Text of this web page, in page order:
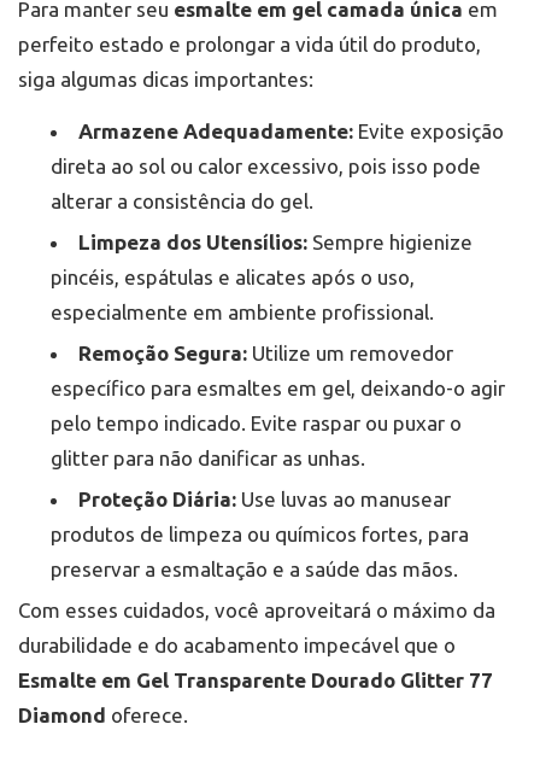
Para manter seu esmalte em gel camada única em
perfeito estado e prolongar a vida útil do produto,
siga algumas dicas importantes:
Armazene Adequadamente: Evite exposição
direta ao sol ou calor excessivo, pois isso pode
alterar a consistência do gel.
Limpeza dos Utensílios: Sempre higienize
pincéis, espátulas e alicates após o uso,
especialmente em ambiente profissional.
Remoção Segura: Utilize um removedor
específico para esmaltes em gel, deixando-o agir
pelo tempo indicado. Evite raspar ou puxar o
glitter para não danificar as unhas.
Proteção Diária: Use luvas ao manusear
produtos de limpeza ou químicos fortes, para
preservar a esmaltação e a saúde das mãos.
Com esses cuidados, você aproveitará o máximo da
durabilidade e do acabamento impecável que o
Esmalte em Gel Transparente Dourado Glitter 77
Diamond oferece.